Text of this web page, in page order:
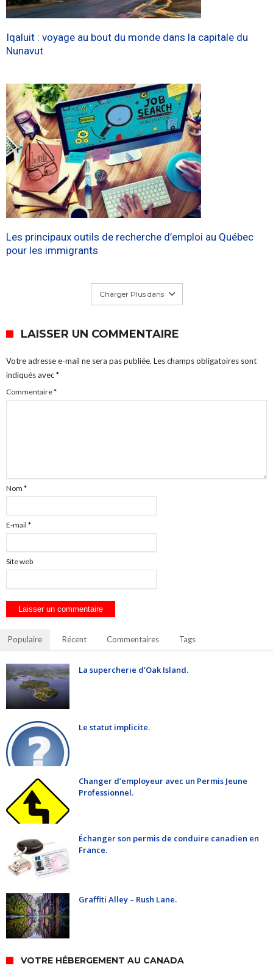
Iqaluit : voyage au bout du monde dans la capitale du
Nunavut
Les principaux outils de recherche d’emploi au Québec
pour les immigrants
Charger Plus dans
LAISSER UN COMMENTAIRE
Votre adresse e-mail ne sera pas publiée. Les champs obligatoires sont
indiqués avec*
Commentaire*
Nom *
E-mail *
Site web
Populaire Récent Commentaires Tags
La supercherie d’Oak Island.
Le statut implicite.
Changer d’employeur avec un Permis Jeune
Professionnel.
Échanger son permis de conduire canadien en
France.
Graffiti Alley – Rush Lane.
VOTRE HÉBERGEMENT AU CANADA